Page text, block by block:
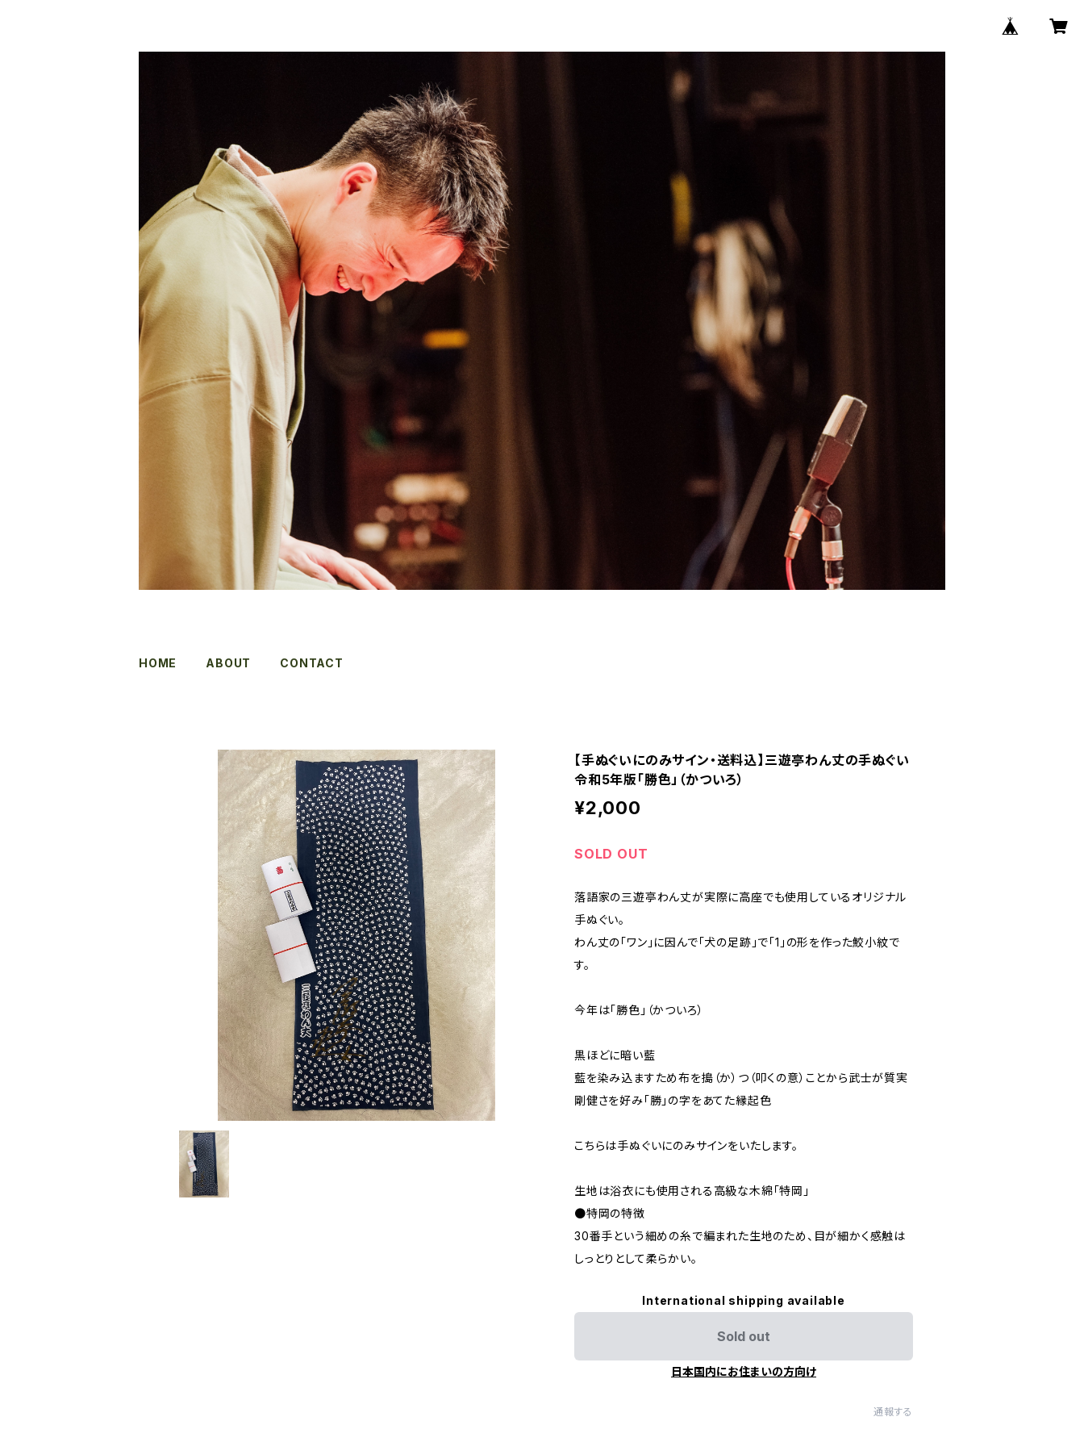
HOME ABOUT CONTACT
【手ぬぐいにのみサイン・送料込】三遊亭わん丈の手ぬぐい
令和5年版「勝色」（かついろ）
¥2,000
SOLD OUT
落語家の三遊亭わん丈が実際に高座でも使用しているオリジナル
手ぬぐい。
わん丈の「ワン」に因んで「犬の足跡」で「1」の形を作った鮫小紋で
す。
今年は「勝色」（かついろ）
黒ほどに暗い藍
藍を染み込ますため布を搗（か）つ（叩くの意）ことから武士が質実
剛健さを好み「勝」の字をあてた縁起色
こちらは手ぬぐいにのみサインをいたします。
生地は浴衣にも使用される高級な木綿「特岡」
●特岡の特徴
30番手という細めの糸で編まれた生地のため、目が細かく感触は
しっとりとして柔らかい。
International shipping available
Sold out
日本国内にお住まいの方向け
通報する